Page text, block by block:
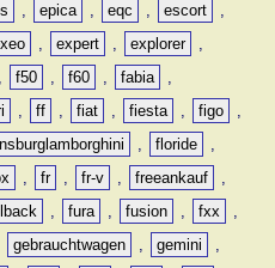
, epica , eqc , escort
,
, expert , explorer
,
, f50 , f60 , fabia
,
, ff , fiat , fiesta , figo
,
, floride
,
, fr , fr-v , freeankauf
,
, fura , fusion , fxx
,
gebrauchtwagen , gemini
,